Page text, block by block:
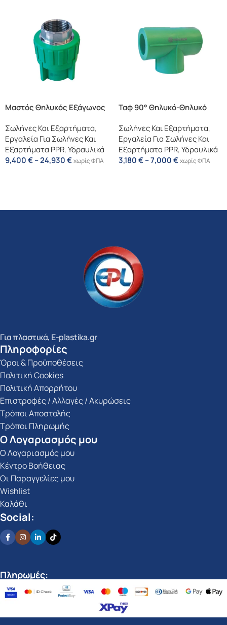
Μαστός Θηλυκός Εξάγωνος
Σωλήνες Και Εξαρτήματα,
Εργαλεία Για Σωλήνες Και
Εξαρτήματα PPR,Υδραυλικά
9,400€–24,930€χωρίς ΦΠΑ
Ταφ 90° Θηλυκό-Θηλυκό
Σωλήνες Και Εξαρτήματα,
Εργαλεία Για Σωλήνες Και
Εξαρτήματα PPR,Υδραυλικά
3,180€–7,000€χωρίς ΦΠΑ
Για πλαστικά, E-plastika.gr
Πληροφορίες
Όροι & Προϋποθέσεις
Πολιτική Cookies
Πολιτική Απορρήτου
Επιστροφές / Αλλαγές / Ακυρώσεις
Τρόποι Αποστολής
Τρόποι Πληρωμής
Ο Λογαριασμός μου
Ο Λογαριασμός μου
Κέντρο Βοήθειας
Οι Παραγγελίες μου
Wishlist
Καλάθι
Social:
Πληρωμές: